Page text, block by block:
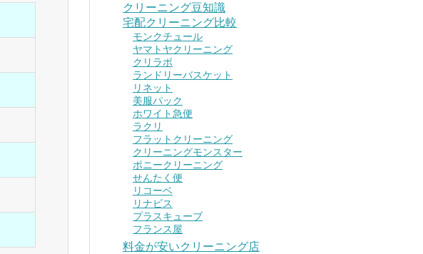
クリーニング豆知識
宅配クリーニング比較
モンクチュール
ヤマトヤクリーニング
クリラボ
ランドリーバスケット
リネット
美服パック
ホワイト急便
ラクリ
フラットクリーニング
クリーニングモンスター
ポニークリーニング
せんたく便
リコーベ
リナビス
プラスキューブ
フランス屋
料金が安いクリーニング店